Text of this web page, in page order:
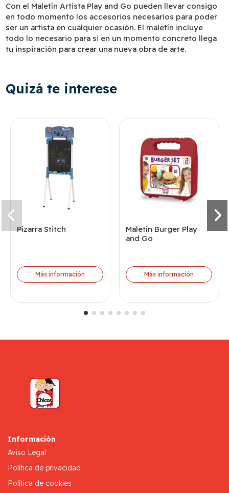
Con el Maletín Artista Play and Go pueden llevar consigo
en todo momento los accesorios necesarios para poder
ser un artista en cualquier ocasión. El maletín incluye
todo lo necesario para si en un momento concreto llega
tu inspiración para crear una nueva obra de arte.
Quizá te interese
Pizarra Stitch
Más información
Maletín Burger Play
and Go
Más información
Información
Aviso Legal
Política de privacidad
Política de cookies